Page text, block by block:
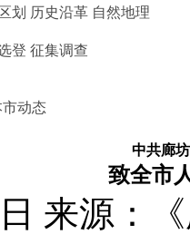
划 历史沿革 自然地理
登 征集调查
市动态
中共廊
致全市
来源：